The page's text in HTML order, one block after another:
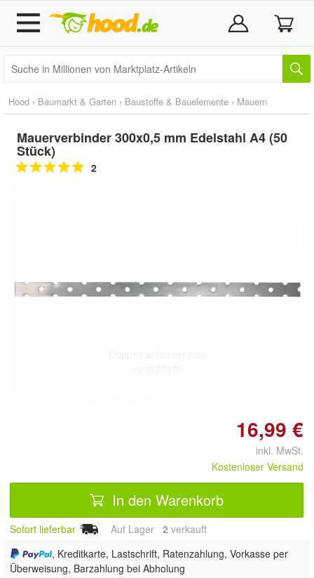
Hood › Baumarkt & Garten › Baustoffe & Bauelemente › Mauern
Mauerverbinder 300x0,5 mm Edelstahl A4 (50
Stück)
2
16,99 €
inkl. MwSt.
Kostenloser Versand
In den Warenkorb
Sofort lieferbar Auf Lager 2 verkauft
, Kreditkarte, Lastschrift, Ratenzahlung, Vorkasse per
Überweisung, Barzahlung bei Abholung